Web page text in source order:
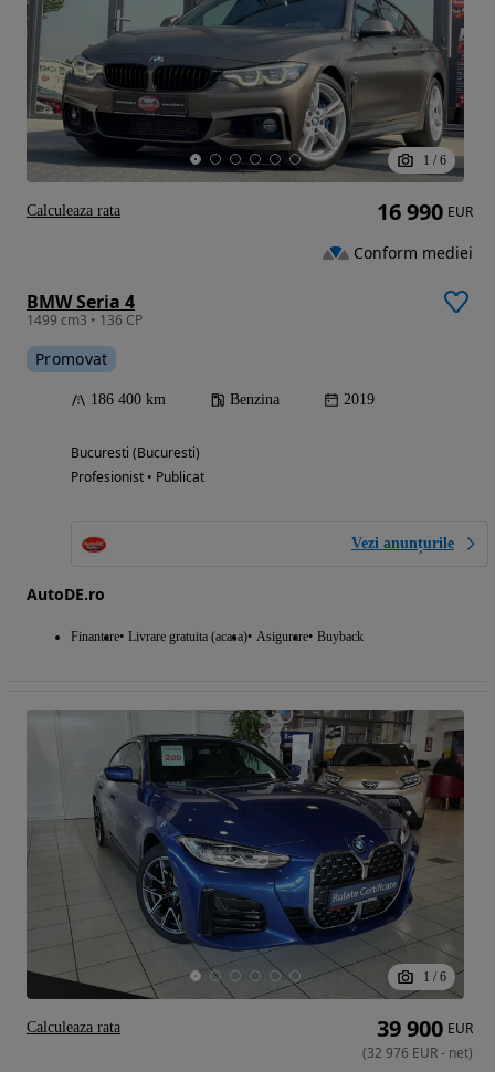
1 / 6
BMW Seria 4
1499 cm3 • 136 CP
Promovat
186 400 km Benzina 2019
Bucuresti (Bucuresti)
Profesionist • Publicat
Vezi anunțurile
AutoDE.ro
Finantare Livrare gratuita (acasa) Asigurare Buyback
16 990 EUR
Conform mediei
Calculeaza rata
1 / 6
39 900 EUR
(32 976 EUR- net)
Calculeaza rata